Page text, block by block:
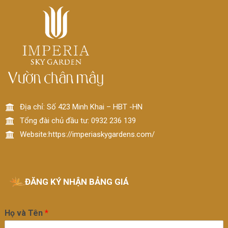
Địa chỉ: Số 423 Minh Khai – HBT -HN
Tổng đài chủ đầu tư: 0932 236 139
Website:https://imperiaskygardens.com/
ĐĂNG KÝ NHẬN BẢNG GIÁ
Họ và Tên *